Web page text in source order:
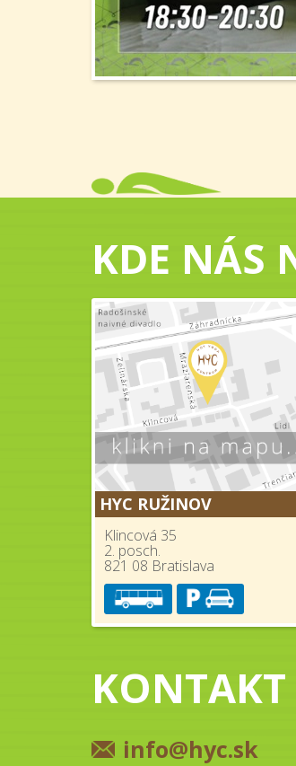
KDE NÁS
HYC RUŽINOV
Klincová 35
2. posch.
821 08 Bratislava
KONTAKT
info@hyc.sk